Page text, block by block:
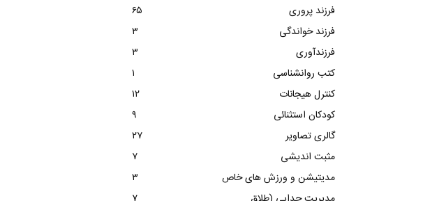
فرزند پروری
۶۵
فرزند خواندگی
۳
فرزندآوری
۳
کتب روانشناسی
۱
کنترل هیجانات
۱۲
کودکان استثنائی
۹
گالری تصاویر
۲۷
مثبت اندیشی
۷
مدیتیشن و ورزش های خاص
۳